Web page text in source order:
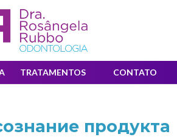
TRATAMENTOS CONTATO
продукта